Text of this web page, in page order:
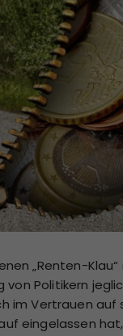
„Renten-Klau“
Politikern
im Vertrauen
eingelassen